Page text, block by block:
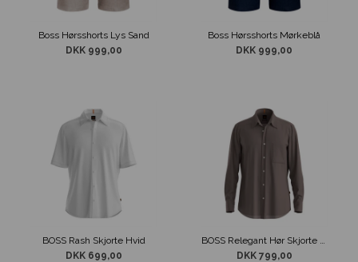
Boss Hørsshorts Lys Sand
DKK 999,00
Boss Hørsshorts Mørkeblå
DKK 999,00
BOSS Rash Skjorte Hvid
DKK 699,00
DKK 799,00